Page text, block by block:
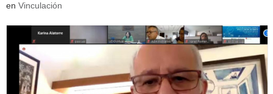
en Vinculación